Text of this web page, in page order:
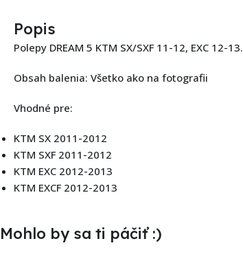
Popis
Polepy DREAM 5 KTM SX/SXF 11-12, EXC 12-13.
Obsah balenia: Všetko ako na fotografii
Vhodné pre:
KTM SX 2011-2012
KTM SXF 2011-2012
KTM EXC 2012-2013
KTM EXCF 2012-2013
Mohlo by sa ti páčiť :)